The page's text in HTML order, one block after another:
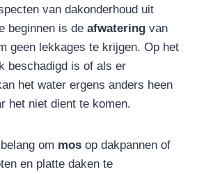
van dakonderhoud uit
beginnen is de afwatering van
geen lekkages te krijgen. Op het
beschadigd is of als er
het water ergens anders heen
het niet dient te komen.
om mos op dakpannen of
en platte daken te